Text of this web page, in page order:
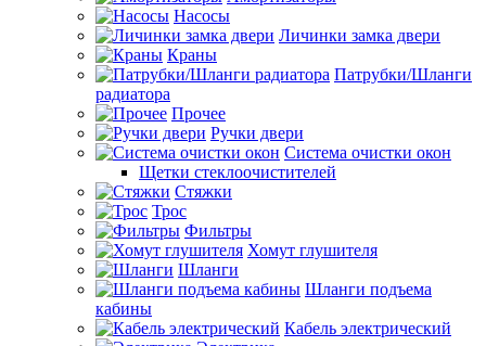
Насосы
Личинки замка двери
Краны
Патрубки/Шланги
радиатора
Прочее
Ручки двери
Система очистки окон
Щетки стеклоочистителей
Стяжки
Трос
Фильтры
Хомут глушителя
Шланги
Шланги подъема
кабины
Кабель электрический